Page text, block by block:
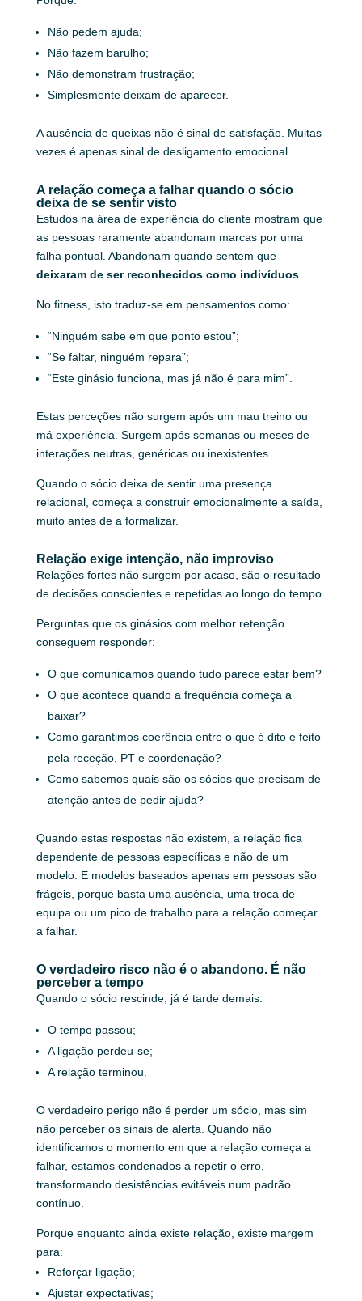
Não pedem ajuda;
Não fazem barulho;
Não demonstram frustração;
Simplesmente deixam de aparecer.
A ausência de queixas não é sinal de satisfação. Muitas
vezes é apenas sinal de desligamento emocional.
A relação começa a falhar quando o sócio
deixa de se sentir visto
Estudos na área de experiência do cliente mostram que
as pessoas raramente abandonam marcas por uma
falha pontual. Abandonam quando sentem que
deixaram de ser reconhecidos como indivíduos.
No fitness, isto traduz-se em pensamentos como:
“Ninguém sabe em que ponto estou”;
“Se faltar, ninguém repara”;
“Este ginásio funciona, mas já não é para mim”.
Estas perceções não surgem após um mau treino ou
má experiência. Surgem após semanas ou meses de
interações neutras, genéricas ou inexistentes.
Quando o sócio deixa de sentir uma presença
relacional, começa a construir emocionalmente a saída,
muito antes de a formalizar.
Relação exige intenção, não improviso
Relações fortes não surgem por acaso, são o resultado
de decisões conscientes e repetidas ao longo do tempo.
Perguntas que os ginásios com melhor retenção
conseguem responder:
O que comunicamos quando tudo parece estar bem?
O que acontece quando a frequência começa a
baixar?
Como garantimos coerência entre o que é dito e feito
pela receção, PT e coordenação?
Como sabemos quais são os sócios que precisam de
atenção antes de pedir ajuda?
Quando estas respostas não existem, a relação fica
dependente de pessoas específicas e não de um
modelo. E modelos baseados apenas em pessoas são
frágeis, porque basta uma ausência, uma troca de
equipa ou um pico de trabalho para a relação começar
a falhar.
O verdadeiro risco não é o abandono. É não
perceber a tempo
Quando o sócio rescinde, já é tarde demais:
O tempo passou;
A ligação perdeu-se;
A relação terminou.
O verdadeiro perigo não é perder um sócio, mas sim
não perceber os sinais de alerta. Quando não
identificamos o momento em que a relação começa a
falhar, estamos condenados a repetir o erro,
transformando desistências evitáveis num padrão
contínuo.
Porque enquanto ainda existe relação, existe margem
para:
Reforçar ligação;
Ajustar expectativas;